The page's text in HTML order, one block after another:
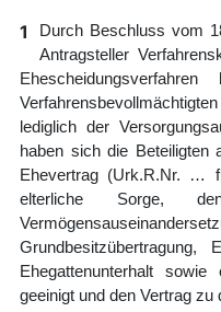
1
Durch Beschluss vom
Antragsteller
lediglich der
haben sich die Beteiligten
Ehevertrag (Urk.R.Nr. …
elterliche Sorge,
Grundbesitzübertragung,
Ehegattenunterhalt
geeinigt und den Vertrag zu